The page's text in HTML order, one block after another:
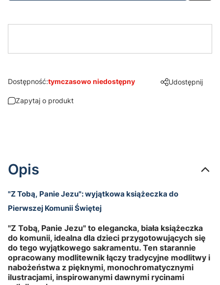
Dostępność:tymczasowo niedostępny Udostępnij
Zapytaj o produkt
Opis
"Z Tobą, Panie Jezu": wyjątkowa książeczka do
Pierwszej Komunii Świętej
"Z Tobą, Panie Jezu" to elegancka, biała książeczka
do komunii, idealna dla dzieci przygotowujących się
do tego wyjątkowego sakramentu. Ten starannie
opracowany modlitewnik łączy tradycyjne modlitwy i
nabożeństwa z pięknymi, monochromatycznymi
ilustracjami, inspirowanymi dawnymi rycinami